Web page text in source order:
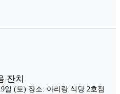
잔치
일 (토) 장소: 아리랑 식당 2호점